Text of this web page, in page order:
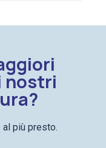
nostri
più presto.